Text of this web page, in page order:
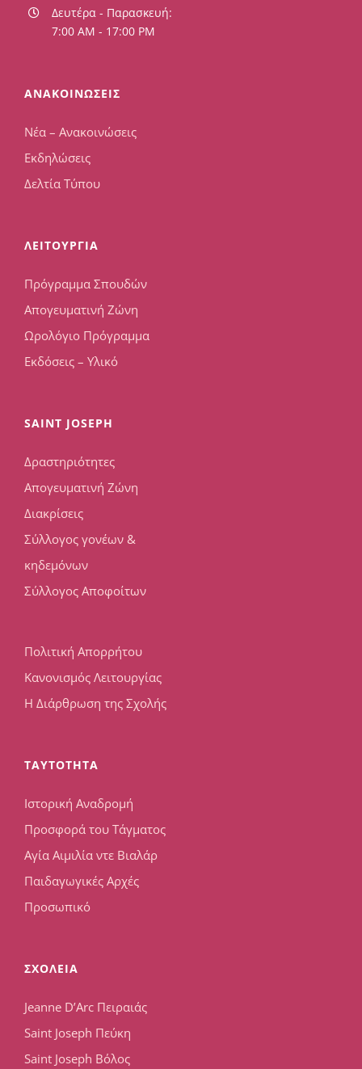
Δευτέρα - Παρασκευή:
7:00 AM - 17:00 PM
ΑΝΑΚΟΙΝΩΣΕΙΣ
Νέα – Ανακοινώσεις
Εκδηλώσεις
Δελτία Τύπου
ΛΕΙΤΟΥΡΓΙΑ
Πρόγραμμα Σπουδών
Απογευματινή Ζώνη
Ωρολόγιο Πρόγραμμα
Εκδόσεις – Υλικό
SAINT JOSEPH
Δραστηριότητες
Απογευματινή Ζώνη
Διακρίσεις
Σύλλογος γονέων &
κηδεμόνων
Σύλλογος Αποφοίτων
Πολιτική Απορρήτου
Κανονισμός Λειτουργίας
Η Διάρθρωση της Σχολής
TAYTOTHTA
Ιστορική Αναδρομή
Προσφορά του Τάγματος
Αγία Αιμιλία ντε Βιαλάρ
Παιδαγωγικές Αρχές
Προσωπικό
ΣΧΟΛΕΙΑ
Jeanne D’Arc Πειραιάς
Saint Joseph Πεύκη
Saint Joseph Βόλος